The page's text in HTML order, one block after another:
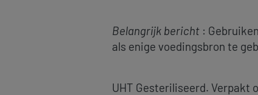
Belangrijk bericht:
als enige voedingsbron te
UHT Gesteriliseerd. Verpakt